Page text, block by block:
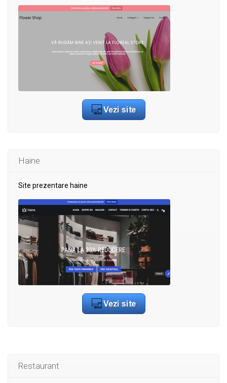
Haine
Site prezentare haine
Restaurant